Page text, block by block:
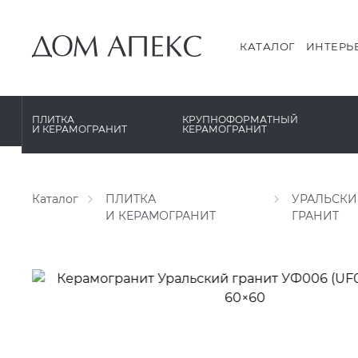
КАТАЛОГ
ПЛИТКА
И КЕРАМОГРАНИТ
PORCELANOSA
УРАЛЬСКИЙ ГРАНИТ
КРУПНОФОРМАТНЫЙ
КЕРАМОГРАНИТ
XXL Pamesa
Каталог
ПЛИТКА
И КЕРАМОГРАНИТ
ГРАНИТ